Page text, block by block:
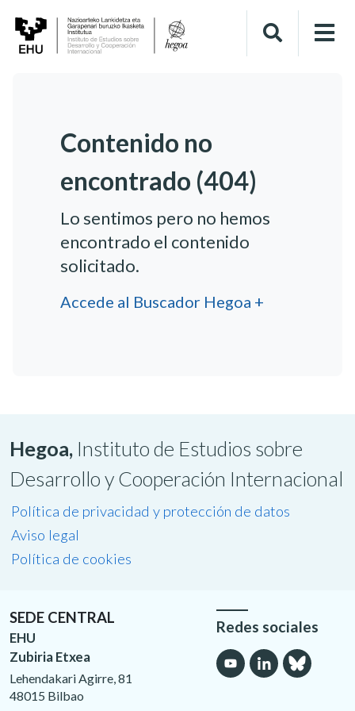
Contenido no
encontrado (404)
Lo sentimos pero no hemos
encontrado el contenido
solicitado.
Accede al Buscador Hegoa +
Hegoa, Instituto de Estudios sobre
Desarrollo y Cooperación Internacional
Política de privacidad y protección de datos
Aviso legal
Política de cookies
SEDE CENTRAL
EHU
Zubiria Etxea
Lehendakari Agirre, 81
48015 Bilbao
Redes sociales